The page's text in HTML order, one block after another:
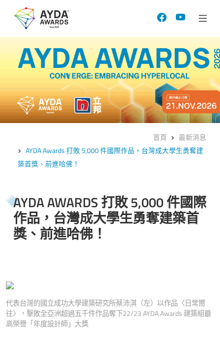
首頁
最新消息
AYDA Awards 打敗 5,000 件國際作品，台灣成大學生勇奪建
築首獎、前進哈佛！
AYDA AWARDS 打敗 5,000 件國際
作品，台灣成大學生勇奪建築首
獎、前進哈佛！
代表台灣的國立成功大學建築研究所蔡沛淇（左）以作品〈日常嚮
往〉，擊敗全亞洲超過五千件作品奪下22/23 AYDA Awards 建築組最
高榮譽「年度設計師」大獎